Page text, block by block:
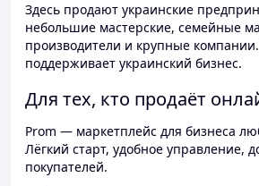
Здесь продают украинские
небольшие мастерские, семейные
производители и крупные
поддерживает украинский бизнес.
Для тех, кто продаёт
Prom — маркетплейс для бизнеса
Лёгкий старт, удобное управление,
покупателей.